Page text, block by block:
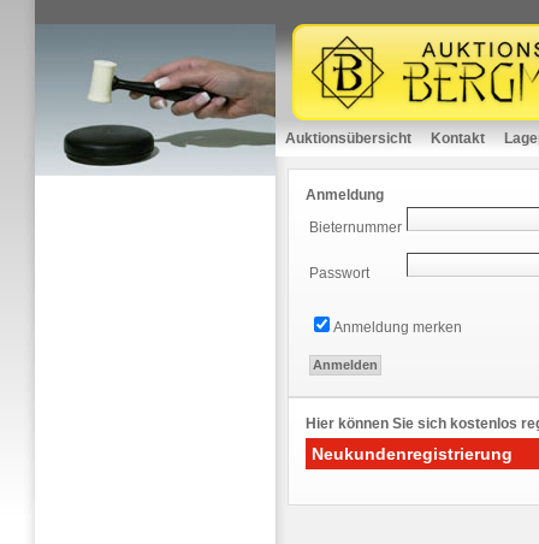
Auktionsübersicht Kontakt
Anmeldung
Bieternummer
Passwort
Anmeldung merken
Hier können Sie sich kostenlos
Neukundenregistrierung